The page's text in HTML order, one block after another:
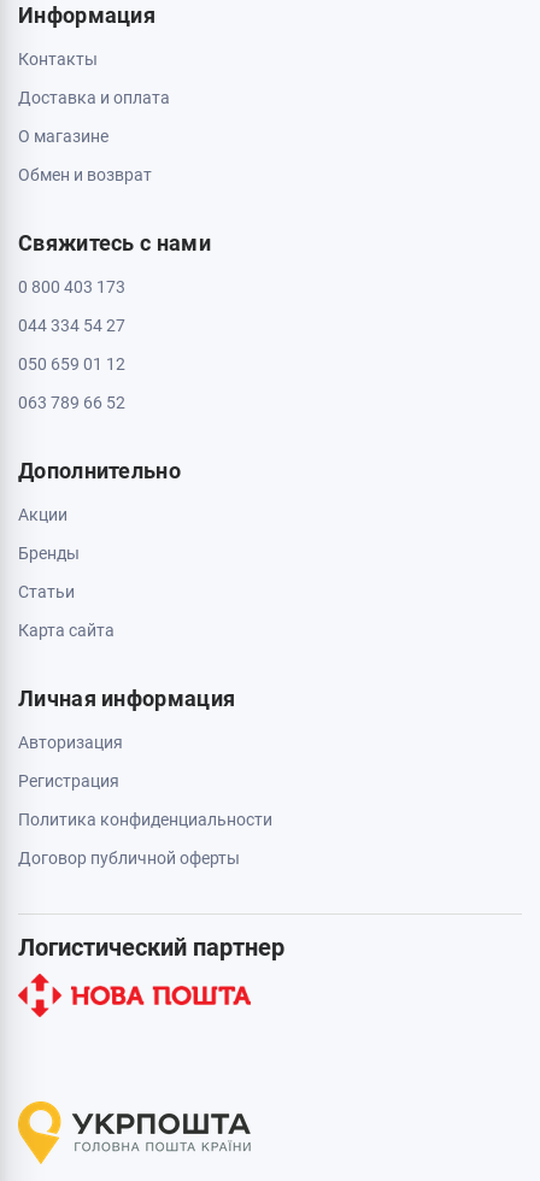
Информация
Контакты
Доставка и оплата
О магазине
Обмен и возврат
Свяжитесь с нами
0 800 403 173
044 334 54 27
050 659 01 12
063 789 66 52
Дополнительно
Акции
Бренды
Статьи
Карта сайта
Личная информация
Авторизация
Регистрация
Политика конфиденциальности
Договор публичной оферты
Логистический партнер